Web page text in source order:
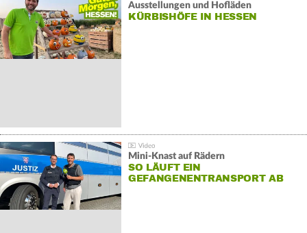
Ausstellungen und Hofläden
KÜRBISHÖFE IN HESSEN
Mini-Knast auf Rädern
SO LÄUFT EIN
GEFANGENENTRANSPORT AB